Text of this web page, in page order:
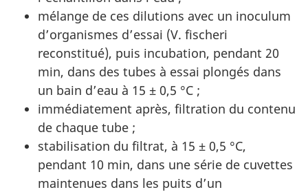
mélange de ces dilutions avec un inoculum
d’organismes d’essai (V. fischeri
reconstitué), puis incubation, pendant 20
min, dans des tubes à essai plongés dans
un bain d’eau à 15 ± 0,5 °C ;
immédiatement après, filtration du contenu
de chaque tube ;
stabilisation du filtrat, à 15 ± 0,5 °C,
pendant 10 min, dans une série de cuvettes
maintenues dans les puits d’un